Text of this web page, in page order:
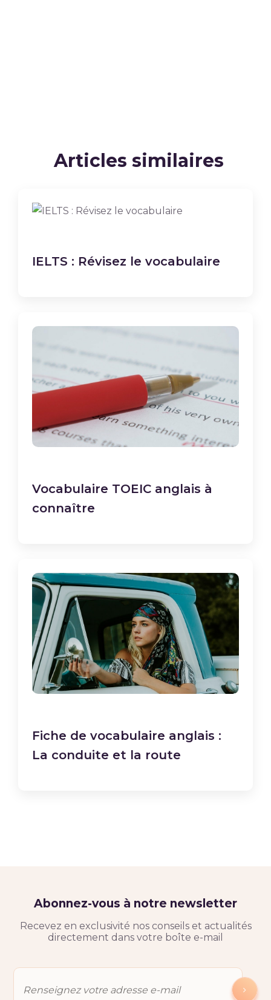
Articles similaires
IELTS : Révisez le vocabulaire
Vocabulaire TOEIC anglais à
connaître
Fiche de vocabulaire anglais :
La conduite et la route
Abonnez-vous à notre newsletter
Recevez en exclusivité nos conseils et actualités
directement dans votre boîte e-mail